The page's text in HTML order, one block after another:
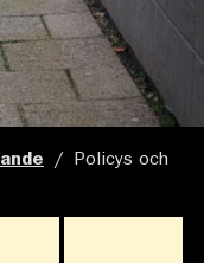
/
Policys och